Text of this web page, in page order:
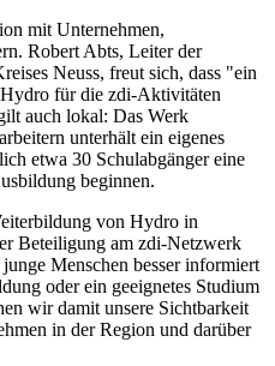
mit Unternehmen,
Robert Abts, Leiter der
Neuss, freut sich, dass "ein
für die zdi-Aktivitäten
auch lokal: Das Werk
unterhält ein eigenes
etwa 30 Schulabgänger eine
beginnen.
von Hydro in
Beteiligung am zdi-Netzwerk
Menschen besser informiert
oder ein geeignetes Studium
wir damit unsere Sichtbarkeit
in der Region und darüber